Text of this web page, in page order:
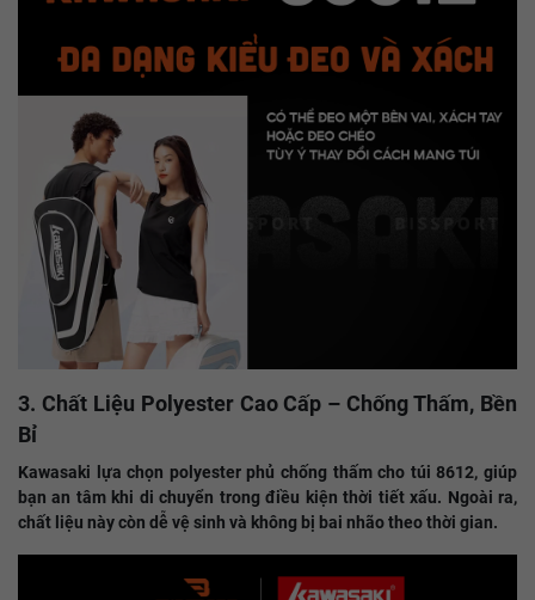
3. Chất Liệu Polyester Cao Cấp – Chống Thấm, Bền
Bỉ
Kawasaki lựa chọn polyester phủ chống thấm cho túi 8612, giúp
bạn an tâm khi di chuyển trong điều kiện thời tiết xấu. Ngoài ra,
chất liệu này còn dễ vệ sinh và không bị bai nhão theo thời gian.